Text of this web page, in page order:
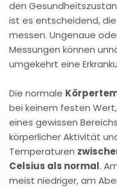
den
ist es entscheidend,
messen. Ungenaue
Messungen können
umgekehrt eine
Die normale
bei keinem festen
eines gewissen
körperlicher Aktivität
Temperaturen
Celsius als normal.
meist niedriger, am